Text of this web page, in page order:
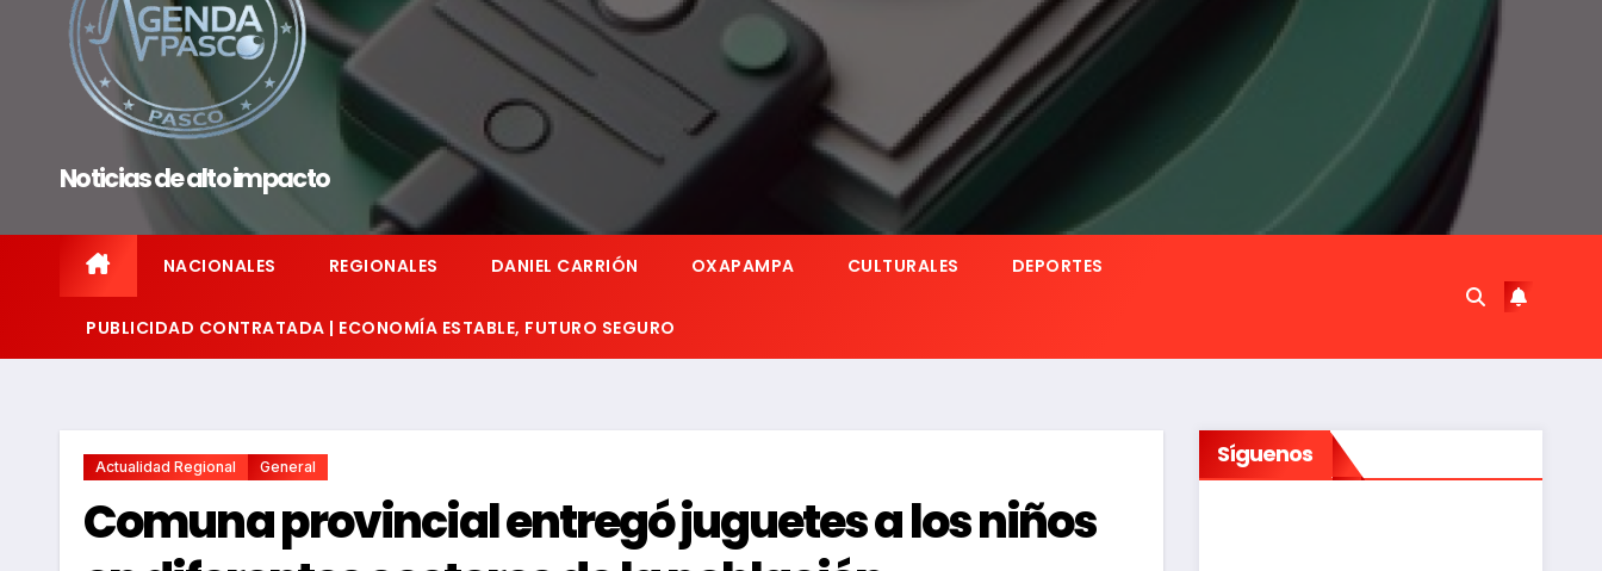
Noticias de alto impacto
NACIONALES REGIONALES DANIEL CARRIÓN OXAPAMPA CULTURALES DEPORTES
PUBLICIDAD CONTRATADA | ECONOMÍA ESTABLE, FUTURO SEGURO
Actualidad Regional General
Comuna provincial entregó juguetes a los niños
Síguenos